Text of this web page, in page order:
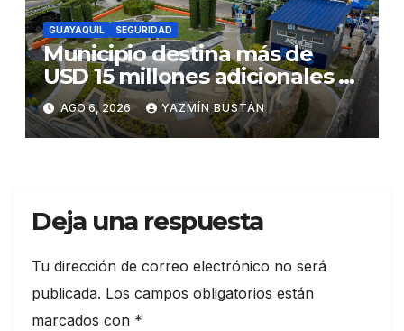
GUAYAQUIL SEGURIDAD
Municipio destina más de
USD 15 millones adicionales a
SEGURA EP para fortalecer la
seguridad ciudadana
AGO 6, 2026 YAZMÍN BUSTÁN
Deja una respuesta
Tu dirección de correo electrónico no será
publicada. Los campos obligatorios están
marcados con *